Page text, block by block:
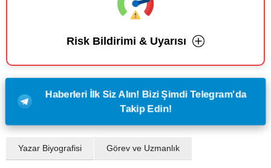
Risk Bildirimi & Uyarısı
Haberleri İlk Siz Alın! Bizi Şimdi Telegram'da
Takip Edin!
Yazar Biyografisi Görev ve Uzmanlık